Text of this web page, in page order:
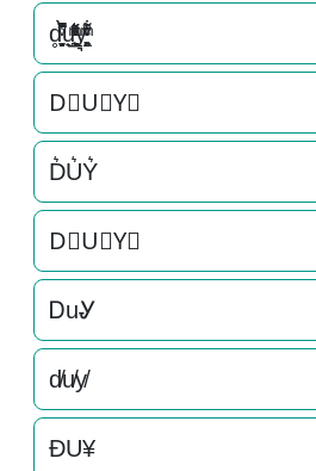
d̥̝̮͙͈͂̐̇ͮ̏̔̀̚ͅu̟͎̲͕̼̳͉̲ͮͫͭ̋ͭ͛ͣ̈y͉̝͖̻̯ͮ̒̂ͮ͋ͫͨ
D⃗U⃗Y⃗
D͛U͛Y͛
D⃒U⃒Y⃒
ᎠuᎽ
d̸u̸y̸
ÐU¥